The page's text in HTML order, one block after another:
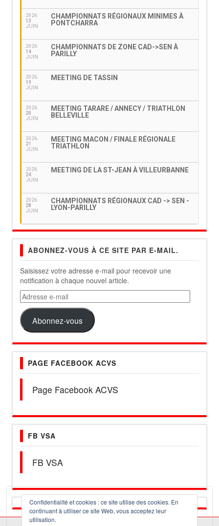
Confidentialité et cookies : ce site utilise des cookies. En
continuant à utiliser ce site Web, vous acceptez leur
utilisation.
2026
13
JUIN
CHAMPIONNATS RÉGIONAUX MINIMES À
PONTCHARRA
2026
14
JUIN
CHAMPIONNATS DE ZONE CAD->SEN À
PARILLY
2026
19
JUIN
MEETING DE TASSIN
2026
20
JUIN
MEETING TARARE / ANNECY / TRIATHLON
BELLEVILLE
2026
21
JUIN
MEETING MACON / FINALE RÉGIONALE
TRIATHLON
2026
24
JUIN
MEETING DE LA ST-JEAN À VILLEURBANNE
2026
28
JUIN
CHAMPIONNATS RÉGIONAUX CAD -> SEN -
LYON-PARILLY
ABONNEZ-VOUS À CE SITE PAR E-MAIL.
Saisissez votre adresse e-mail pour recevoir une
notification à chaque nouvel article.
Adresse
e-
mail
Abonnez-vous
PAGE FACEBOOK ACVS
Page Facebook ACVS
FB VSA
FB VSA